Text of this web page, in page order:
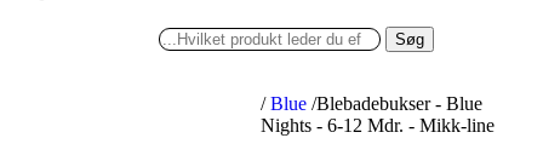
Søg
/ Blue /Blebadebukser - Blue
Nights - 6-12 Mdr. - Mikk-line